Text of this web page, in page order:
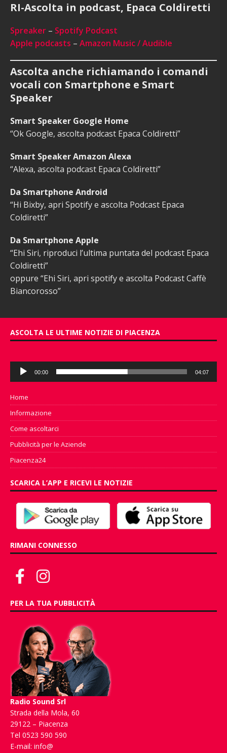
RI-Ascolta in podcast, Epaca Coldiretti
Spreaker – Spotify Podcast
Apple podcasts – Amazon Music / Audible
Ascolta anche richiamando i comandi
vocali con Smartphone e Smart
Speaker
Smart Speaker Google Home
“Ok Google, ascolta podcast Epaca Coldiretti”
Smart Speaker Amazon Alexa
“Alexa, ascolta podcast Epaca Coldiretti”
Da Smartphone Android
“Hi Bixby, apri Spotify e ascolta Podcast Epaca
Coldiretti”
Da Smartphone Apple
“Ehi Siri, riproduci l’ultima puntata del podcast Epaca
Coldiretti”
oppure “Ehi Siri, apri spotify e ascolta Podcast Caffè
Biancorosso”
ASCOLTA LE ULTIME NOTIZIE DI PIACENZA
Audio
Player
00:00 04:07
Home
Informazione
Come ascoltarci
Pubblicità per le Aziende
Piacenza24
SCARICA L’APP E RICEVI LE NOTIZIE
RIMANI CONNESSO
PER LA TUA PUBBLICITÀ
Radio Sound Srl
Strada della Mola, 60
29122 – Piacenza
Tel 0523 590 590
E-mail: info@